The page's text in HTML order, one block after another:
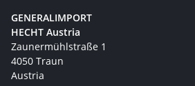
GENERALIMPORT
HECHT Austria
Zaunermühlstraße 1
4050 Traun
Austria